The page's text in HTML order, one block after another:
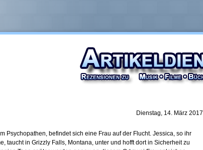
Dienstag, 14. März 2017
Psychopathen, befindet sich eine Frau auf der Flucht. Jessica, so ihr
taucht in Grizzly Falls, Montana, unter und hofft dort in Sicherheit zu